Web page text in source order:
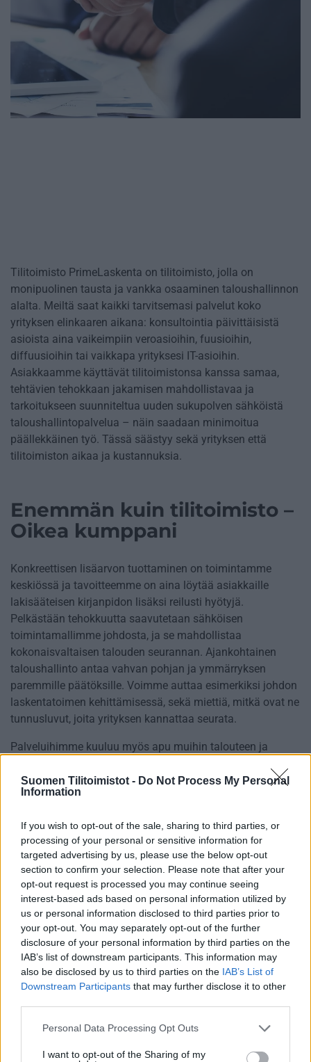
Suomen Tilitoimistot - Do Not Process My Personal
Information
If you wish to opt-out of the sale, sharing to third parties, or
processing of your personal or sensitive information for
targeted advertising by us, please use the below opt-out
section to confirm your selection. Please note that after your
opt-out request is processed you may continue seeing
interest-based ads based on personal information utilized by
us or personal information disclosed to third parties prior to
your opt-out. You may separately opt-out of the further
disclosure of your personal information by third parties on the
IAB’s list of downstream participants. This information may
also be disclosed by us to third parties on the IAB’s List of
Downstream Participants that may further disclose it to other
Please note that this website/app uses one or more Google
not limited to your visit or usage behaviour. You may click to
Personal Data Processing Opt Outs
I want to opt-out of the Sharing of my
Tilitoimisto PrimeLaskenta on tilitoimisto, jolla on
monipuolinen tausta ja vankka osaaminen taloushallinnon
alalta. Meiltä saat kaikki tarvitsemasi palvelut koko
yrityksen elinkaaren aikana: konsultointia päivittäisistä
asioista aina vaikeimpiin veroasioihin, fuusioihin,
diffuusioihin tai vaikkapa yrityksesi IT-asioihin.
Asiakkaamme käyttävät tilitoimistonsa kanssa samaa,
tehtävien tehokkaan jakamisen mahdollistavaa ja
tarkoitukseen suunniteltua uuden sukupolven sähköistä
taloushallintopalvelua – näin saadaan minimoitua
päällekkäinen työ. Tässä säästyy sekä yrityksen että
tilitoimiston aikaa ja kustannuksia.
Enemmän kuin tilitoimisto –
Oikea kumppani
Konkreettisen lisäarvon tuottaminen on toimintamme
keskiössä ja tavoitteemme on aina löytää asiakkaille
lakisääteisen kirjanpidon lisäksi reilusti hyötyjä.
Pelkästään tehokkuutta saavutetaan sähköisen
toimintamallimme johdosta, ja se mahdollistaa
kokonaisvaltaisen talouden seurannan. Ajankohtainen
taloushallinto antaa vahvan pohjan ja ymmärryksen
paremmille päätöksille. Voimme auttaa esimerkiksi johdon
laskentatoimen kehittämisessä, sekä miettiä, mitkä ovat ne
tunnusluvut, joita yrityksen kannattaa seurata.
Palveluihimme kuuluu myös apu muihin talouteen ja
yritysjärjestelyt, rahoitus, IT- , TEKES- sekä muut
tukiprojektit. Palkkahallinnon erityiskysymyksien käsittely
kattaa laajasti eri alojen päteviä osaajia, jotka tunnemme
ja joita voimme suositella.
Tarjoamme pienille ja keskisuurille yrityksille nykyaikaiset
järjestelmät ammattitaidolla ja kilpailukykyisin hinnoin!
Lue lisää:primesoft.fi
Tilitoimiston erityisosaaminen
Palvelukielet
Englanti
Ruotsi